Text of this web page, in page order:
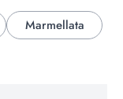
Marmellata